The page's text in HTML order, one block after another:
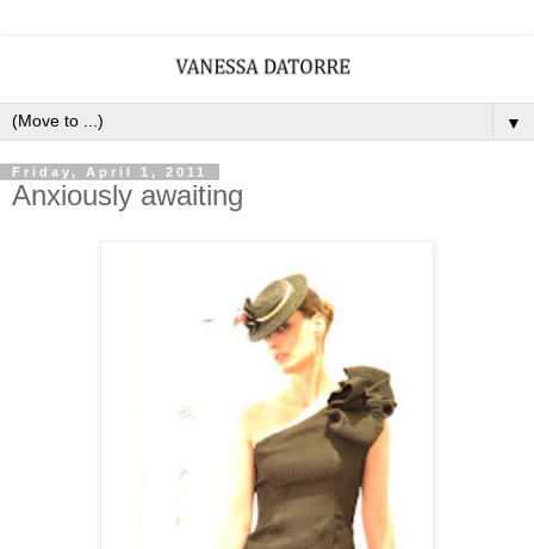
▼
Friday, April 1, 2011
Anxiously awaiting